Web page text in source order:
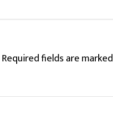
Required fields are marked